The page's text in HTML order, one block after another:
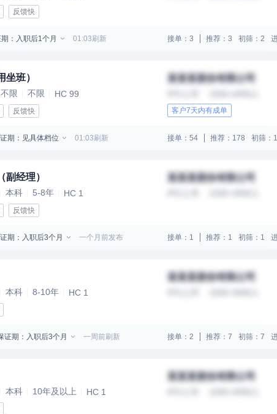
反馈快
：入职后1个月 01:03刷新 接单：3 推荐：3 初筛：2
坐班）
不限 不限 HC 99
反馈快
某某某股份有限公司
客户7天内有成单
期：见具体档位 01:03刷新 接单：54 推荐：178 初筛：
副经理）
本科 5-8年 HC 1
反馈快
某某某股份有限公司
期：入职后3个月 一个月前发布 接单：1 推荐：1 初筛：1
本科 8-10年 HC 1
某某某股份有限公司
证期：入职后3个月 一周前刷新 接单：2 推荐：7 初筛：7
本科 10年及以上 HC 1
某某某股份有限公司